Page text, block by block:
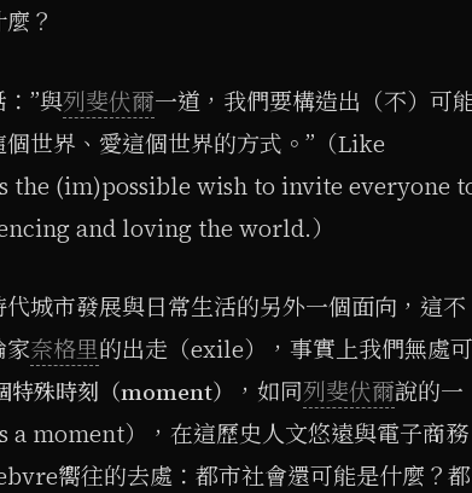
？
”與列斐伏爾一道，我們要構造出（不）可
世界、愛這個世界的方式。”（Like
the (im)possible wish to invite everyone
and loving the world.）
城市發展與日常生活的另外一個面向，這不
家奈格里的出走（exile），事實上我們無處可
特殊時刻（moment） ，如同列斐伏爾說的一
a moment），在這歷史人文悠遠與電子商務
嚮往的去處：都市社會還可能是什麼？都